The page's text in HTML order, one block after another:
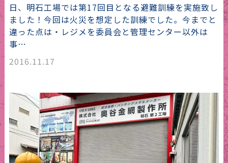
日、明石工場では第17回目となる避難訓練を実施致し
ました！今回は火災を想定した訓練でした。今までと
違った点は・レジメを委員会と管理センター以外は
事…
2016.11.17